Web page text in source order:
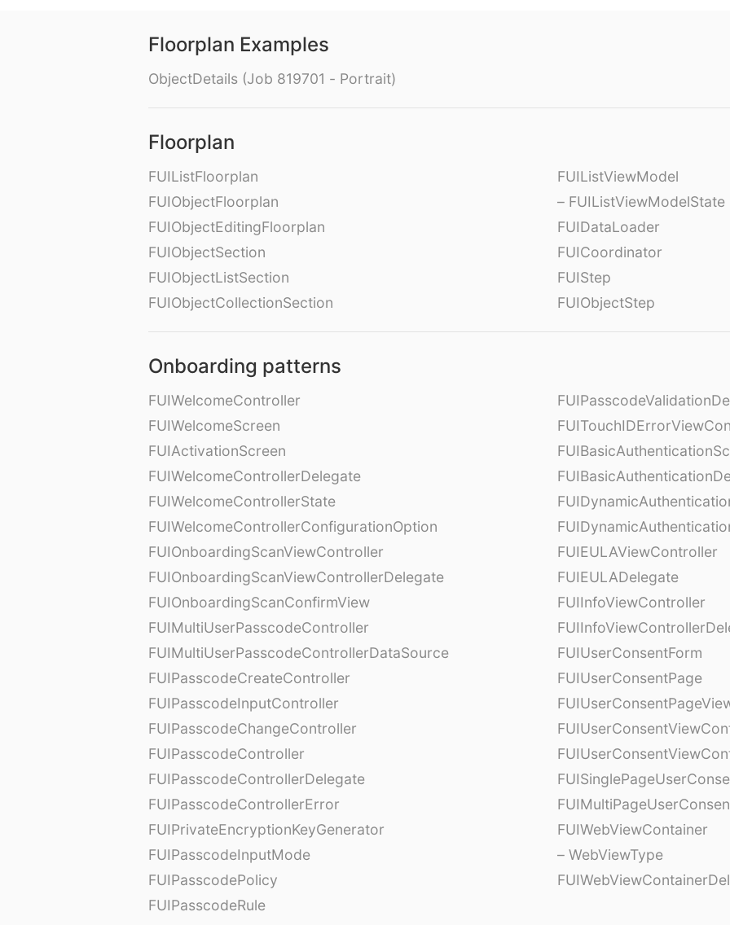
Floorplan Examples
ObjectDetails (Job 819701 - Portrait)
Floorplan
FUIListFloorplan
FUIObjectFloorplan
FUIObjectEditingFloorplan
FUIObjectSection
FUIObjectListSection
FUIObjectCollectionSection
FUIListViewModel
– FUIListViewModelState
FUIDataLoader
FUICoordinator
FUIStep
FUIObjectStep
Onboarding patterns
FUIWelcomeController
FUIWelcomeScreen
FUIActivationScreen
FUIWelcomeControllerDelegate
FUIWelcomeControllerState
FUIWelcomeControllerConfigurationOption
FUIOnboardingScanViewController
FUIOnboardingScanViewControllerDelegate
FUIOnboardingScanConfirmView
FUIMultiUserPasscodeController
FUIMultiUserPasscodeControllerDataSource
FUIPasscodeCreateController
FUIPasscodeInputController
FUIPasscodeChangeController
FUIPasscodeController
FUIPasscodeControllerDelegate
FUIPasscodeControllerError
FUIPrivateEncryptionKeyGenerator
FUIPasscodeInputMode
FUIPasscodePolicy
FUIPasscodeRule
FUIEULAViewController
FUIEULADelegate
FUIInfoViewController
FUIUserConsentForm
FUIUserConsentPage
FUIWebViewContainer
– WebViewType